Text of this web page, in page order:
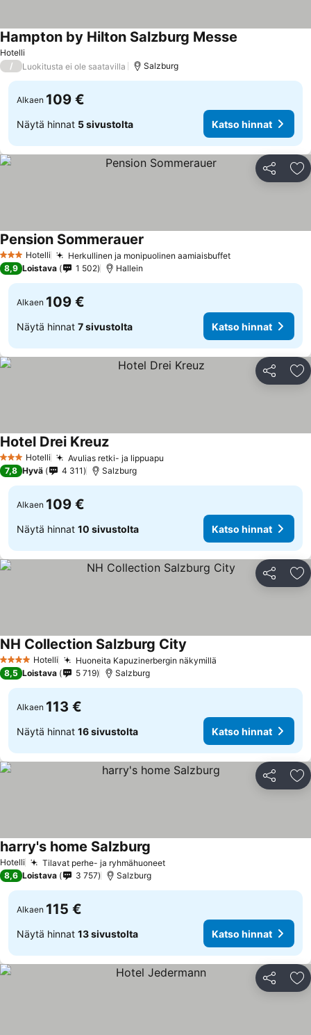
Hotelli
Hampton by Hilton Salzburg Messe
/ Luokitusta ei ole saatavilla Salzburg
Alkaen 109 €
Näytä hinnat 5 sivustolta Katso hinnat
Jaa
3 Tähtiluokitus
Hotelli Herkullinen ja monipuolinen aamiaisbuffet
Pension Sommerauer
8,9 Loistava 1 502 Hallein
Alkaen 109 €
Näytä hinnat 7 sivustolta Katso hinnat
Jaa
3 Tähtiluokitus
Hotelli Avulias retki- ja lippuapu
Hotel Drei Kreuz
7,8 Hyvä 4 311 Salzburg
Alkaen 109 €
Näytä hinnat 10 sivustolta Katso hinnat
Jaa
4 Tähtiluokitus
Hotelli Huoneita Kapuzinerbergin näkymillä
NH Collection Salzburg City
8,5 Loistava 5 719 Salzburg
Alkaen 113 €
Näytä hinnat 16 sivustolta Katso hinnat
Jaa
Hotelli Tilavat perhe- ja ryhmähuoneet
harry's home Salzburg
8,6 Loistava 3 757 Salzburg
Alkaen 115 €
Näytä hinnat 13 sivustolta Katso hinnat
Jaa